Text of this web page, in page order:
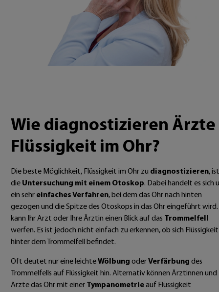
Wie diagnostizieren Ärzte
Flüssigkeit im Ohr?
Die beste Möglichkeit, Flüssigkeit im Ohr zu diagnostizieren, ist
die Untersuchung mit einem Otoskop. Dabei handelt es sich
ein sehr einfaches Verfahren, bei dem das Ohr nach hinten
gezogen und die Spitze des Otoskops in das Ohr eingeführt wird.
kann Ihr Arzt oder Ihre Ärztin einen Blick auf das Trommelfell
werfen. Es ist jedoch nicht einfach zu erkennen, ob sich Flüssigkeit
hinter dem Trommelfell befindet.
Oft deutet nur eine leichteWölbung oderVerfärbung des
Trommelfells auf Flüssigkeit hin. Alternativ können Ärztinnen und
Ärzte das Ohr mit einer Tympanometrieauf Flüssigkeit